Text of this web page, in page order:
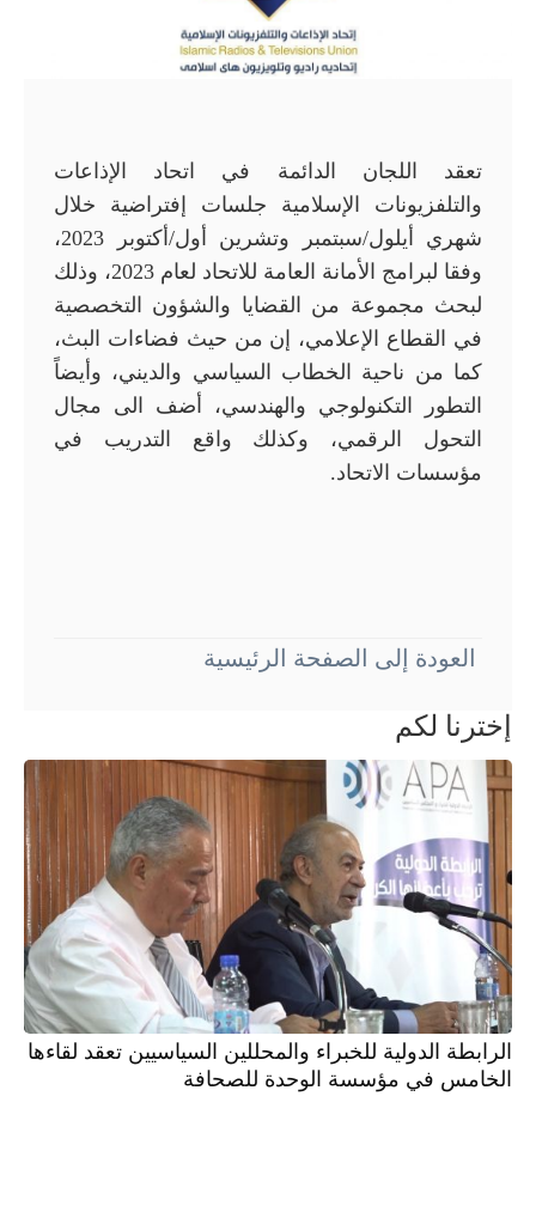
تعقد اللجان الدائمة في اتحاد الإذاعات
والتلفزيونات الإسلامية جلسات إفتراضية خلال
شهري أيلول/سبتمبر وتشرين أول/أكتوبر 2023،
وفقا لبرامج الأمانة العامة للاتحاد لعام 2023، وذلك
لبحث مجموعة من القضايا والشؤون التخصصية
في القطاع الإعلامي، إن من حيث فضاءات البث،
كما من ناحية الخطاب السياسي والديني، وأيضاً
التطور التكنولوجي والهندسي، أضف الى مجال
التحول الرقمي، وكذلك واقع التدريب في
مؤسسات الاتحاد.
العودة إلى الصفحة الرئيسية
إخترنا لكم
الرابطة الدولية للخبراء والمحللين السياسيين تعقد لقاءها
الخامس في مؤسسة الوحدة للصحافة